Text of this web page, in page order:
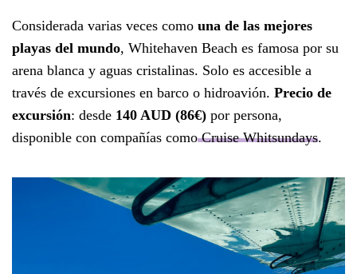
Considerada varias veces como una de las mejores
playas del mundo, Whitehaven Beach es famosa por su
arena blanca y aguas cristalinas. Solo es accesible a
través de excursiones en barco o hidroavión. Precio de
excursión: desde 140 AUD (86€) por persona,
disponible con compañías comoCruise Whitsundays.